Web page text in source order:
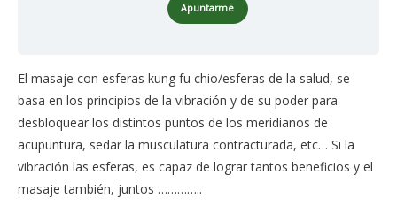
Apuntarme
El masaje con esferas kung fu chio/esferas de la salud, se
basa en los principios de la vibración y de su poder para
desbloquear los distintos puntos de los meridianos de
acupuntura, sedar la musculatura contracturada, etc… Si la
vibración las esferas, es capaz de lograr tantos beneficios y el
masaje también, juntos …………..